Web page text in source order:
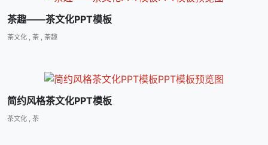
茶趣――茶文化PPT模板
茶文化 , 茶 , 茶趣
简约风格茶文化PPT模板
茶文化 茶